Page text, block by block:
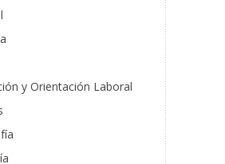
y Orientación Laboral